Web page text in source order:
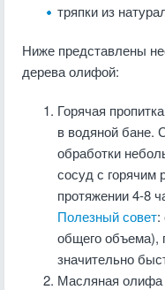
тряпки из
Ниже представлены
дерева олифой:
Горячая
в водяной бане.
обработки
сосуд с горячим
протяжении 4-8
Полезный совет:
общего объема),
значительно
Масляная олифа